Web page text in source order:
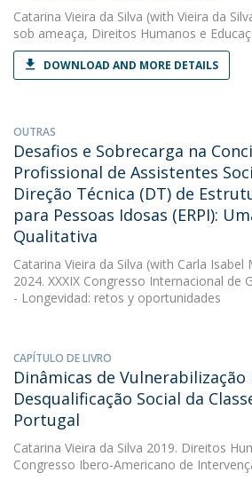
Catarina Vieira da Silva (with Vieira da
sob ameaça, Direitos Humanos e
DOWNLOAD AND MORE DETAILS
OUTRAS
Desafios e Sobrecarga na
Profissional de Assistentes
Direção Técnica (DT) de
para Pessoas Idosas (ERPI):
Qualitativa
Catarina Vieira da Silva (with Carla Isabel
2024. XXXIX Congresso Internacional de
- Longevidad: retos y oportunidades
CAPÍTULO DE LIVRO
Dinâmicas de Vulnerabilização
Desqualificação Social da
Portugal
Catarina Vieira da Silva 2019. Direitos
Congresso Ibero-Americano de